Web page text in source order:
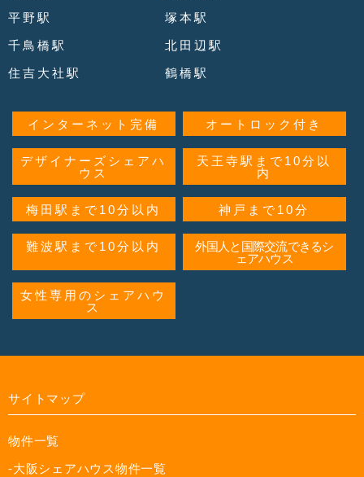
平野駅
塚本駅
千鳥橋駅
北田辺駅
住吉大社駅
鶴橋駅
インターネット完備 オートロック付き
デザイナーズシェアハ
ウス
天王寺駅まで10分以
内
梅田駅まで10分以内 神戸まで10分
難波駅まで10分以内
外国人と国際交流できるシ
ェアハウス
女性専用のシェアハウ
ス
サイトマップ
物件一覧
-大阪シェアハウス物件一覧